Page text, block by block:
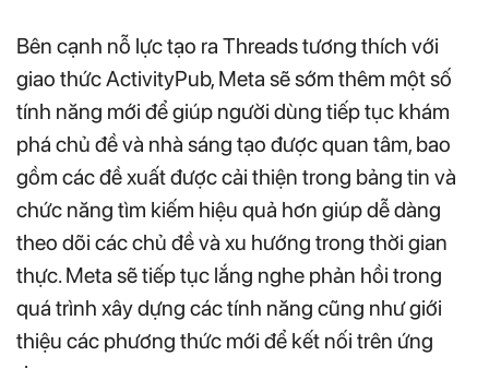
Bên cạnh nỗ lực tạo ra Threads tương thích với
giao thức ActivityPub, Meta sẽ sớm thêm một số
tính năng mới để giúp người dùng tiếp tục khám
phá chủ đề và nhà sáng tạo được quan tâm, bao
gồm các đề xuất được cải thiện trong bảng tin và
chức năng tìm kiếm hiệu quả hơn giúp dễ dàng
theo dõi các chủ đề và xu hướng trong thời gian
thực. Meta sẽ tiếp tục lắng nghe phản hồi trong
quá trình xây dựng các tính năng cũng như giới
thiệu các phương thức mới để kết nối trên ứng